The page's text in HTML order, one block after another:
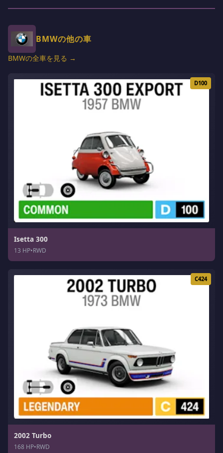
BMWの他の車
BMWの全車を見る →
D100
Isetta 300
13 HP•RWD
C424
2002 Turbo
168 HP•RWD